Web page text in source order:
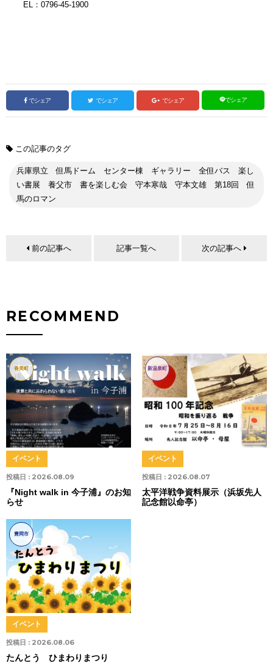
EL：0796-45-1900
でシェア でシェア でシェア でシェア
この記事のタグ
兵庫県立 但馬ドーム センター棟 ギャラリー 全但バス 楽し
い書展 養父市 書を楽しむ会 守本寒哉 守本文雄 第18回 但
馬のロマン
前の記事へ 記事一覧へ 次の記事へ
RECOMMEND
香美町
投稿日 : 2026.08.09
イベント
『Night walk in 今子浦』のお知
らせ
新温泉町
投稿日 : 2026.08.07
イベント
太平洋戦争資料展示（浜坂先人
記念館以命亭）
豊岡市
投稿日 : 2026.08.06
イベント
たんとう ひまわりまつり